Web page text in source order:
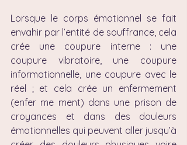
Lorsque le corps émotionnel se fait
envahir par l’entité de souffrance, cela
crée une coupure interne : une
coupure vibratoire, une coupure
informationnelle, une coupure avec le
réel ; et cela crée un enfermement
(enfer me ment) dans une prison de
croyances et dans des douleurs
émotionnelles qui peuvent aller jusqu’à